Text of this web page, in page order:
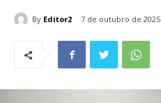
By Editor2 7 de outubro de 2025